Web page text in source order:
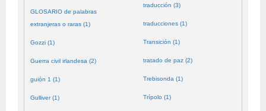
GLOSARIO de palabras
extranjeras o raras (1)
Gozzi (1)
Guerra civil irlandesa (2)
guión 1 (1)
Gulliver (1)
traducción (3)
traducciones (1)
Transición (1)
tratado de paz (2)
Trebisonda (1)
Trípolo (1)